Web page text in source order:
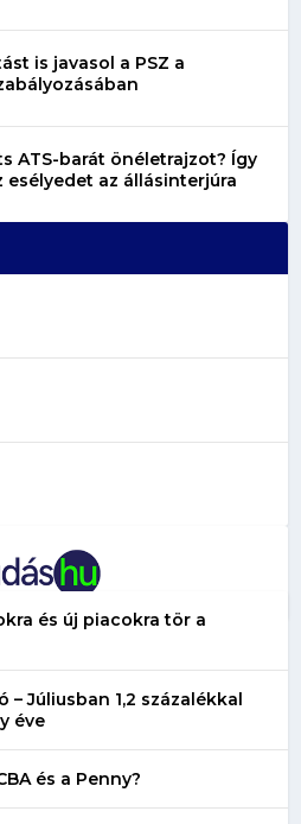
is javasol a PSZ a
ATS-barát önéletrajzot? Így
esélyedet az állásinterjúra
és új piacokra tör a
– Júliusban 1,2 százalékkal
éve
és a Penny?